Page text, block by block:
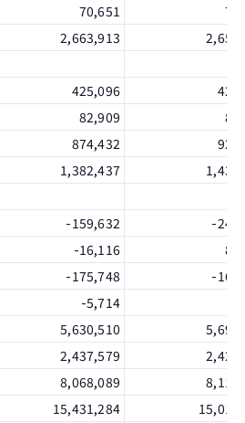
補虧損）
換算之兌換差額
允價值衡量之金融資產未實現評價
權益合計
70,651
2,663,913
425,096
82,909
874,432
1,382,437
-159,632
-
-16,116
-175,748
-
-5,714
5,630,510
2,437,579
8,068,089
15,431,284